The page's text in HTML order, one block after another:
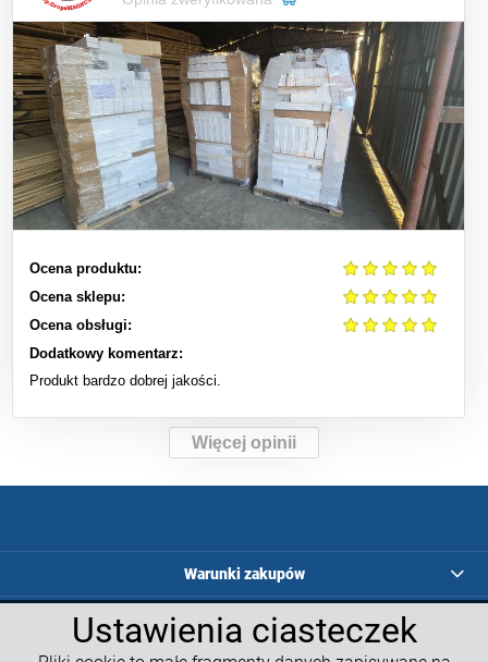
Ustawienia ciasteczek
Ocena produktu:
Ocena sklepu:
Ocena obsługi:
Dodatkowy komentarz:
Produkt bardzo dobrej jakości.
Więcej opinii
Warunki zakupów
Programy lojalnościowe